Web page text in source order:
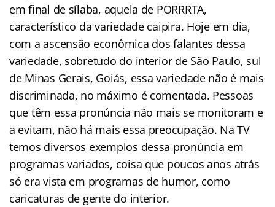
em final de sílaba, aquela de PORRRTA,
característico da variedade caipira. Hoje em dia,
com a ascensão econômica dos falantes dessa
variedade, sobretudo do interior de São Paulo, sul
de Minas Gerais, Goiás, essa variedade não é mais
discriminada, no máximo é comentada. Pessoas
que têm essa pronúncia não mais se monitoram e
a evitam, não há mais essa preocupação. Na TV
temos diversos exemplos dessa pronúncia em
programas variados, coisa que poucos anos atrás
só era vista em programas de humor, como
caricaturas de gente do interior.